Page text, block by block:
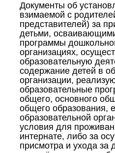
Документы об
взимаемой с
представителей) за
детьми,
программы
организациях,
образовательную
содержание детей в
организации,
образовательные
общего, основного
общего образования,
образовательной
условия для
интернате, либо за
присмотра и ухода за